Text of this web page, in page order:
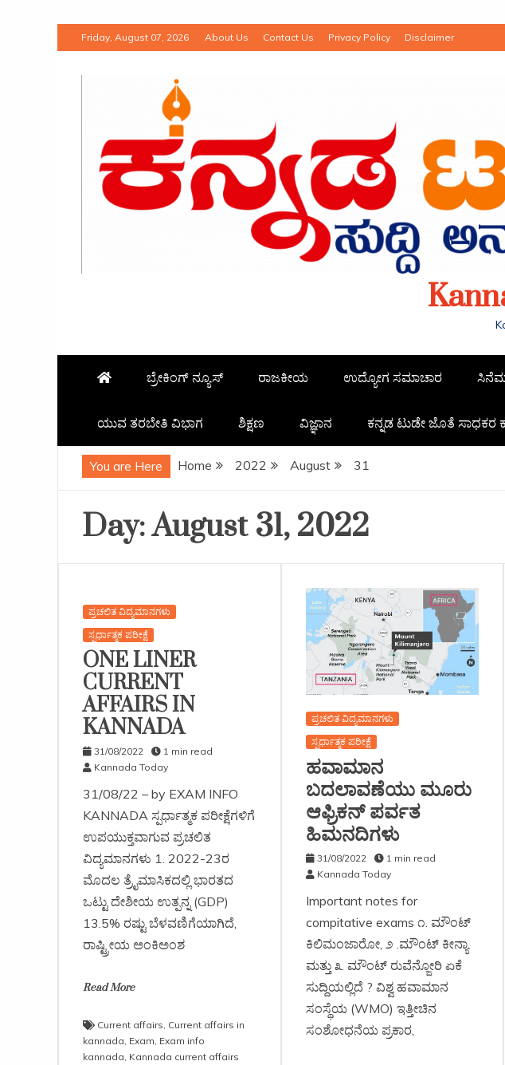
Friday, August 07, 2026 About Us Contact Us Privacy Policy Disclaimer
ಬ್ರೇಕಿಂಗ್ ನ್ಯೂಸ್ ರಾಜಕೀಯ ಉದ್ಯೋಗ ಸಮಾಚಾರ
ಯುವ ತರಬೇತಿ ವಿಭಾಗ ಶಿಕ್ಷಣ ವಿಜ್ಞಾನ ಕನ್ನಡ ಟುಡೇ ಜೊತೆ ಸಾಧಕರ
You are Here Home 2022 August 31
Day:August 31, 2022
ಪ್ರಚಲಿತ ವಿದ್ಯಮಾನಗಳು
ಸ್ಪರ್ಧಾತ್ಮಕ ಪರೀಕ್ಷೆ
ONE LINER
CURRENT
AFFAIRS IN
KANNADA
31/08/2022
1 min read
Kannada Today
31/08/22 – by EXAM INFO
KANNADA ಸ್ಪರ್ಧಾತ್ಮಕ ಪರೀಕ್ಷೆಗಳಿಗೆ
ಉಪಯುಕ್ತವಾಗುವ ಪ್ರಚಲಿತ
ವಿದ್ಯಮಾನಗಳು 1. 2022-23ರ
ಮೊದಲ ತ್ರೈಮಾಸಿಕದಲ್ಲಿ ಭಾರತದ
ಒಟ್ಟು ದೇಶೀಯ ಉತ್ಪನ್ನ (GDP)
13.5% ರಷ್ಟು ಬೆಳವಣಿಗೆಯಾಗಿದೆ,
ರಾಷ್ಟ್ರೀಯ ಅಂಕಿಅಂಶ
Read More
Current affairs Current affairs in
kannada Exam Exam info
kannada Kannada current affairs
ಪ್ರಚಲಿತ ವಿದ್ಯಮಾನಗಳು
ಸ್ಪರ್ಧಾತ್ಮಕ ಪರೀಕ್ಷೆ
ಹವಾಮಾನ
ಬದಲಾವಣೆಯು ಮೂರು
ಆಫ್ರಿಕನ್ ಪರ್ವತ
ಹಿಮನದಿಗಳು
31/08/2022
1 min read
Kannada Today
Important notes for
compitative exams ೧. ಮೌಂಟ್
ಕಿಲಿಮಂಜಾರೋ, ೨ .ಮೌಂಟ್ ಕೀನ್ಯಾ
ಮತ್ತು ೩. ಮೌಂಟ್ ರುವೆನ್ಜೋರಿ ಏಕೆ
ಸುದ್ದಿಯಲ್ಲಿದೆ ? ವಿಶ್ವ ಹವಾಮಾನ
ಸಂಸ್ಥೆಯ (WMO) ಇತ್ತೀಚಿನ
ಸಂಶೋಧನೆಯ ಪ್ರಕಾರ,